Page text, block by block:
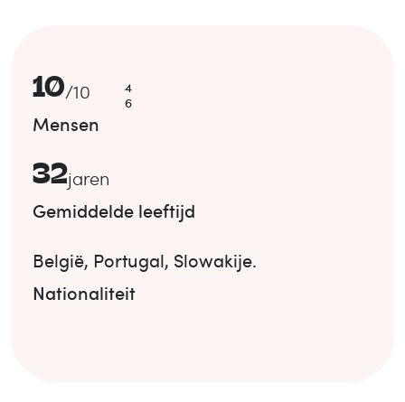
10/10
4
6
Mensen
32jaren
Gemiddelde leeftijd
België, Portugal, Slowakije.
Nationaliteit